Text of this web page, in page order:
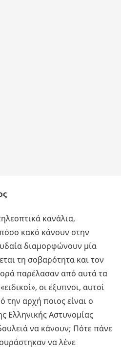
κανάλια,
κακό κάνουν στην
διαμορφώνουν μία
τη σοβαρότητα και τον
παρέλασαν από αυτά τα
οι έξυπνοι, αυτοί
την αρχή ποιος είναι ο
Ελληνικής Αστυνομίας
να κάνουν; Πότε πάνε
να λένε